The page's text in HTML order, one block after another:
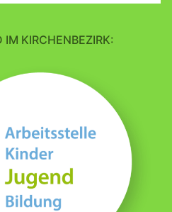
IM KIRCHENBEZIRK: